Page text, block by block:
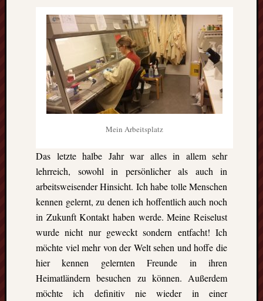
Mein Arbeitsplatz
Das letzte halbe Jahr war alles in allem sehr
lehrreich, sowohl in persönlicher als auch in
arbeitsweisender Hinsicht. Ich habe tolle Menschen
kennen gelernt, zu denen ich hoffentlich auch noch
in Zukunft Kontakt haben werde. Meine Reiselust
wurde nicht nur geweckt sondern entfacht! Ich
möchte viel mehr von der Welt sehen und hoffe die
hier kennen gelernten Freunde in ihren
Heimatländern besuchen zu können. Außerdem
möchte ich definitiv nie wieder in einer